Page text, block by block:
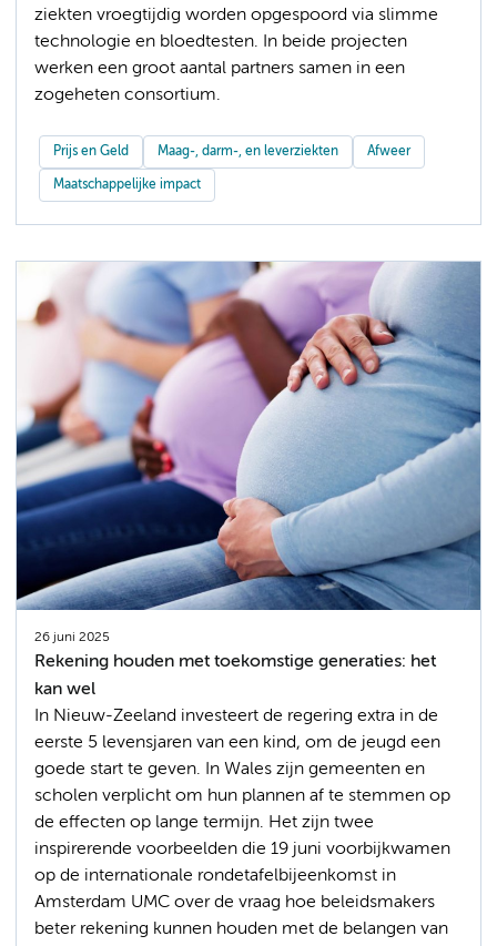
ziekten vroegtijdig worden opgespoord via slimme
technologie en bloedtesten. In beide projecten
werken een groot aantal partners samen in een
zogeheten consortium.
Prijs en Geld Maag-, darm-, en leverziekten Afweer
Maatschappelijke impact
26 juni 2025
Rekening houden met toekomstige generaties: het
kan wel
In Nieuw-Zeeland investeert de regering extra in de
eerste 5 levensjaren van een kind, om de jeugd een
goede start te geven. In Wales zijn gemeenten en
scholen verplicht om hun plannen af te stemmen op
de effecten op lange termijn. Het zijn twee
inspirerende voorbeelden die 19 juni voorbijkwamen
op de internationale rondetafelbijeenkomst in
Amsterdam UMC over de vraag hoe beleidsmakers
beter rekening kunnen houden met de belangen van